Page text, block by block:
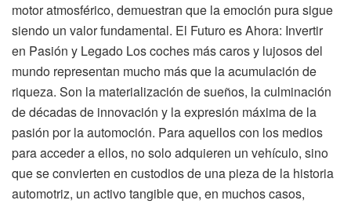
motor atmosférico, demuestran que la emoción pura sigue
siendo un valor fundamental. El Futuro es Ahora: Invertir
en Pasión y Legado Los coches más caros y lujosos del
mundo representan mucho más que la acumulación de
riqueza. Son la materialización de sueños, la culminación
de décadas de innovación y la expresión máxima de la
pasión por la automoción. Para aquellos con los medios
para acceder a ellos, no solo adquieren un vehículo, sino
que se convierten en custodios de una pieza de la historia
automotriz, un activo tangible que, en muchos casos,